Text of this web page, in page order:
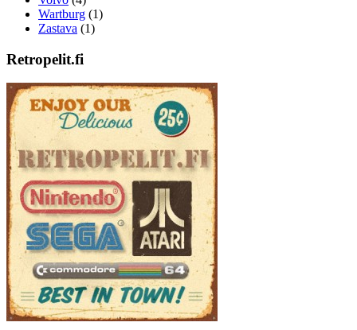
Wartburg (1)
Zastava (1)
Retropelit.fi